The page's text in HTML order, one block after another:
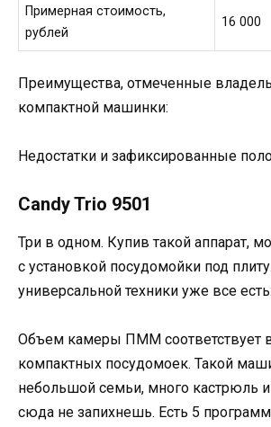
Примерная стоимость,
рублей
16 000
Преимущества, отмеченные
компактной машинки:
Недостатки и зафиксированные
Candy Trio 9501
Три в одном. Купив такой аппарат,
с установкой посудомойки под
универсальной техники уже все есть:
Объем камеры ПММ соответствует
компактных посудомоек. Такой
небольшой семьи, много кастрюль
сюда не запихнешь. Есть 5